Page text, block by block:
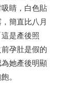
睛，白色貼
簡直比八月
是產後照
孕肚是假的
她產後明顯
。